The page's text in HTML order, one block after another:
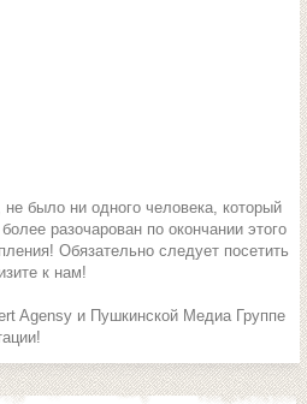
было ни одного человека, который
разочарован по окончании этого
Обязательно следует посетить
к нам!
Agensy и Пушкинской Медиа Группе